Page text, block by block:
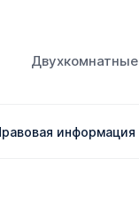
Двухкомнатные
информация